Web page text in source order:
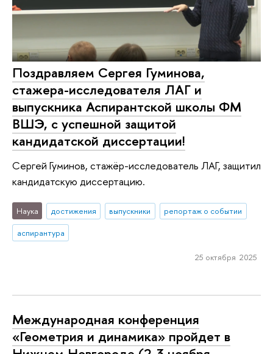
Поздравляем Сергея Гуминова,
стажера-исследователя ЛАГ и
выпускника Аспирантской школы ФМ
ВШЭ, с успешной защитой
кандидатской диссертации!
Сергей Гуминов, стажёр-исследователь ЛАГ, защитил
кандидатскую диссертацию.
Наука достижения выпускники
репортаж о событии
аспирантура
25 октября 2025
Международная конференция
«Геометрия и динамика» пройдет в